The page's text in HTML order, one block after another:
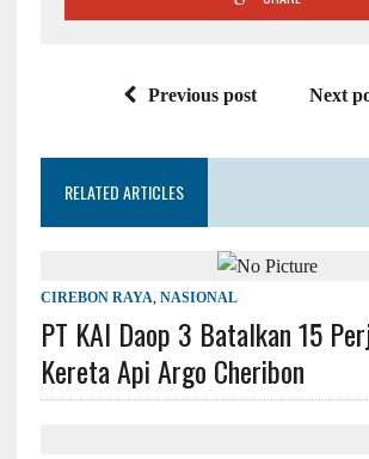
Previous post Next
RELATED ARTICLES
CIREBON RAYA NASIONAL
PT KAI Daop 3 Batalkan 15
Kereta Api Argo Cheribon